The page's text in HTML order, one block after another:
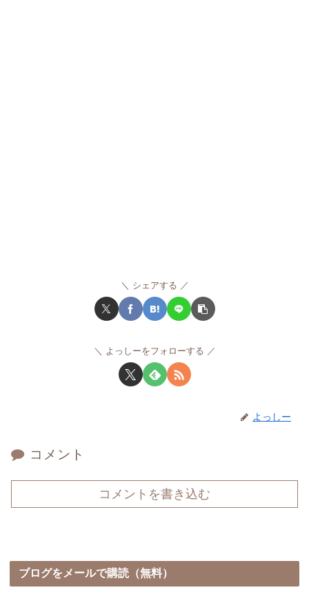
シェアする
よっしーをフォローする
よっしー
コメント
コメントを書き込む
ブログをメールで購読（無料）